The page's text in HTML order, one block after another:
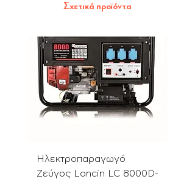
Σχετικά προϊόντα
Ηλεκτροπαραγωγό
Ζεύγος Loncin LC 8000D-